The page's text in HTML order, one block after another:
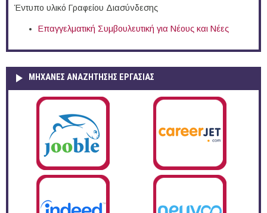
Έντυπο υλικό Γραφείου Διασύνδεσης
Επαγγελματική Συμβουλευτική για Νέους και Νέες
ΜΗΧΑΝΕΣ ΑΝΑΖΗΤΗΣΗΣ ΕΡΓΑΣΙΑΣ